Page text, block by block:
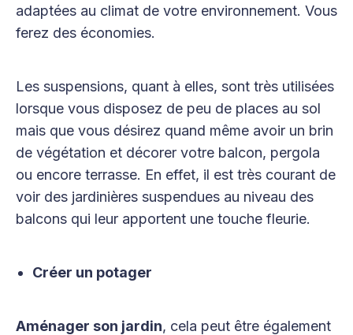
adaptées au climat de votre environnement. Vous
ferez des économies.
Les suspensions, quant à elles, sont très utilisées
lorsque vous disposez de peu de places au sol
mais que vous désirez quand même avoir un brin
de végétation et décorer votre balcon, pergola
ou encore terrasse. En effet, il est très courant de
voir des jardinières suspendues au niveau des
balcons qui leur apportent une touche fleurie.
Créer un potager
Aménager son jardin, cela peut être également